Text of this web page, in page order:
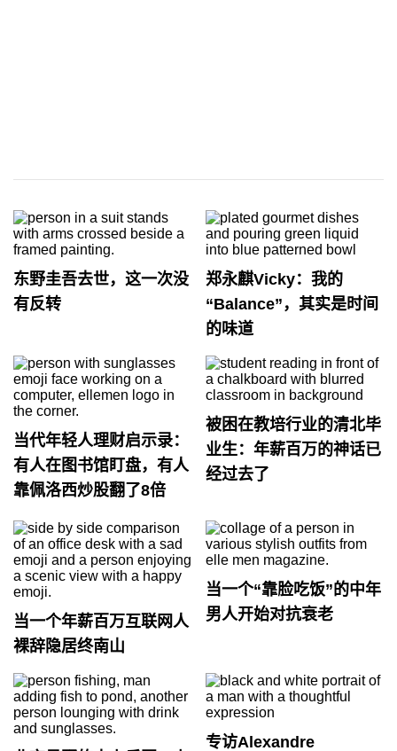
东野圭吾去世，这一次没
有反转
郑永麒Vicky：我的
“Balance”，其实是时间
的味道
当代年轻人理财启示录：
有人在图书馆盯盘，有人
靠佩洛西炒股翻了8倍
被困在教培行业的清北毕
业生：年薪百万的神话已
经过去了
当一个年薪百万互联网人
裸辞隐居终南山
当一个“靠脸吃饭”的中年
男人开始对抗衰老
专访Alexandre